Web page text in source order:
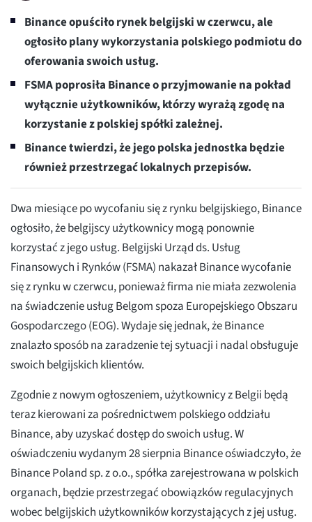
Binance opuściło rynek belgijski w czerwcu, ale
ogłosiło plany wykorzystania polskiego podmiotu do
oferowania swoich usług.
FSMA poprosiła Binance o przyjmowanie na pokład
wyłącznie użytkowników, którzy wyrażą zgodę na
korzystanie z polskiej spółki zależnej.
Binance twierdzi, że jego polska jednostka będzie
również przestrzegać lokalnych przepisów.
Dwa miesiące po wycofaniu się z rynku belgijskiego, Binance
ogłosiło, że belgijscy użytkownicy mogą ponownie
korzystać z jego usług. Belgijski Urząd ds. Usług
Finansowych i Rynków (FSMA) nakazał Binance wycofanie
się z rynku w czerwcu, ponieważ firma nie miała zezwolenia
na świadczenie usług Belgom spoza Europejskiego Obszaru
Gospodarczego (EOG). Wydaje się jednak, że Binance
znalazło sposób na zaradzenie tej sytuacji i nadal obsługuje
swoich belgijskich klientów.
Zgodnie z nowym ogłoszeniem, użytkownicy z Belgii będą
teraz kierowani za pośrednictwem polskiego oddziału
Binance, aby uzyskać dostęp do swoich usług. W
oświadczeniu wydanym 28 sierpnia Binance oświadczyło, że
Binance Poland sp. z o.o., spółka zarejestrowana w polskich
organach, będzie przestrzegać obowiązków regulacyjnych
wobec belgijskich użytkowników korzystających z jej usług.